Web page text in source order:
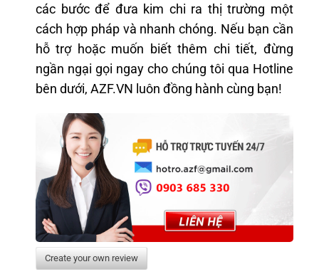
các bước để đưa kim chi ra thị trường một
cách hợp pháp và nhanh chóng. Nếu bạn cần
hỗ trợ hoặc muốn biết thêm chi tiết, đừng
ngần ngại gọi ngay cho chúng tôi qua Hotline
bên dưới, AZF.VN luôn đồng hành cùng bạn!
Create your own review